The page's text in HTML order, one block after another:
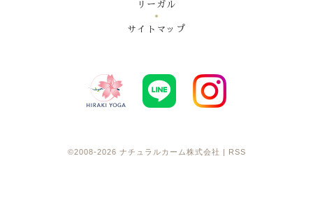
リーガル
サイトマップ
©2008-2026 ナチュラルカーム株式会社 RSS